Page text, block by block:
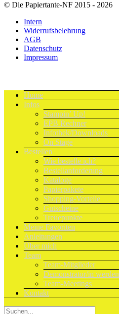
© Die Papiertante-NF 2015 - 2026
Intern
Widerrufsbelehrung
AGB
Datenschutz
Impressum
Home
Infos
Stampin’ Up!
EPB Rechner
Infothek/Downloads
On Stage
Bestellen
Wie bestelle ich?
Bestellanforderung
Kataloge
Papierpakete
Shopping-Vorteile
Gutscheine
Treuepunkte
Meine Favoriten
Anleitungen
Über mich
Team
Team-Mitglieder
Demonstrator/in werden
Team-Meetings
Kontakt